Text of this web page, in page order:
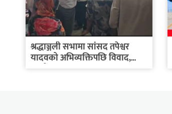
श्रद्धाञ्जली सभामा सांसद तपेश्वर
यादवको अभिव्यक्तिपछि विवाद,